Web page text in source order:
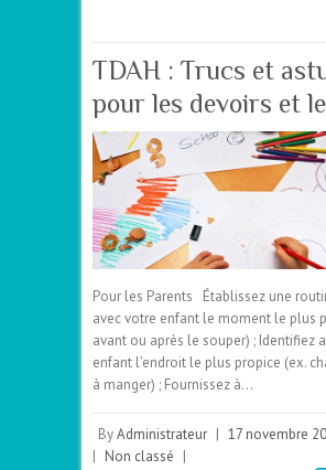
TDAH : Trucs et
pour les devoirs et
Pour les Parents Établissez une
avec votre enfant le moment le plus
avant ou après le souper) ; Identifiez
enfant l’endroit le plus propice (ex.
à manger) ; Fournissez à…
ByAdministrateur
17 novembre
Non classé